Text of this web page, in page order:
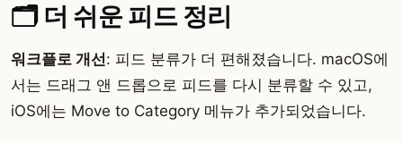
🗂️ 더 쉬운 피드 정리
워크플로 개선: 피드 분류가 더 편해졌습니다. macOS에
서는 드래그 앤 드롭으로 피드를 다시 분류할 수 있고,
iOS에는 Move to Category 메뉴가 추가되었습니다.